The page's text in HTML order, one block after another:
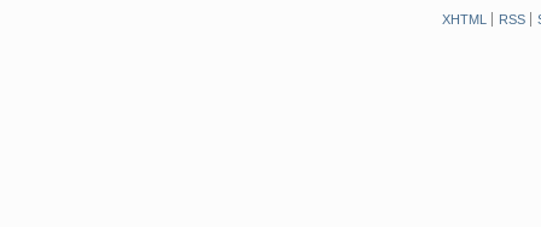
XHTML RSS